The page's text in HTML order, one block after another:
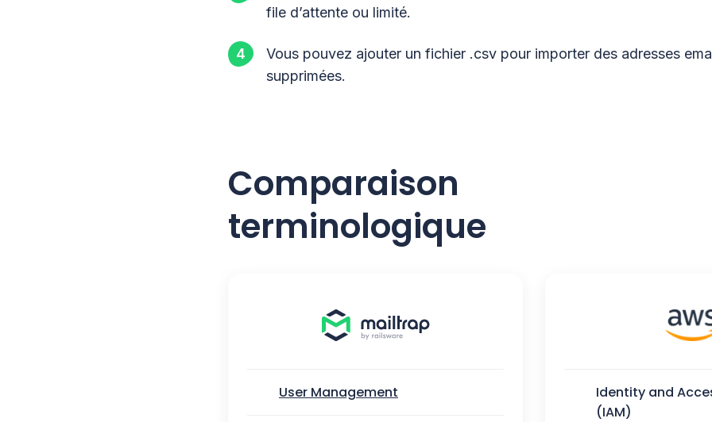
file d’attente ou limité.
Vous pouvez ajouter un fichier .csv pour importer des adresses
supprimées.
Comparaison
terminologique
User Management
Identity and
(IAM)